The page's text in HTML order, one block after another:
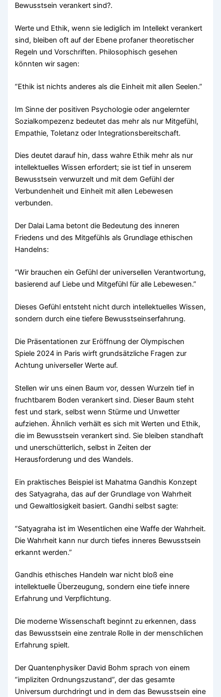
Bewusstsein verankert sind?.
Werte und Ethik, wenn sie lediglich im Intellekt verankert
sind, bleiben oft auf der Ebene profaner theoretischer
Regeln und Vorschriften. Philosophisch gesehen
könnten wir sagen:
“Ethik ist nichts anderes als die Einheit mit allen Seelen.”
Im Sinne der positiven Psychologie oder angelernter
Sozialkompezenz bedeutet das mehr als nur Mitgefühl,
Empathie, Toletanz oder Integrationsbereitschaft.
Dies deutet darauf hin, dass wahre Ethik mehr als nur
intellektuelles Wissen erfordert; sie ist tief in unserem
Bewusstsein verwurzelt und mit dem Gefühl der
Verbundenheit und Einheit mit allen Lebewesen
verbunden.
Der Dalai Lama betont die Bedeutung des inneren
Friedens und des Mitgefühls als Grundlage ethischen
Handelns:
“Wir brauchen ein Gefühl der universellen Verantwortung,
basierend auf Liebe und Mitgefühl für alle Lebewesen.”
Dieses Gefühl entsteht nicht durch intellektuelles Wissen,
sondern durch eine tiefere Bewusstseinserfahrung.
Die Präsentationen zur Eröffnung der Olympischen
Spiele 2024 in Paris wirft grundsätzliche Fragen zur
Achtung universeller Werte auf.
Stellen wir uns einen Baum vor, dessen Wurzeln tief in
fruchtbarem Boden verankert sind. Dieser Baum steht
fest und stark, selbst wenn Stürme und Unwetter
aufziehen. Ähnlich verhält es sich mit Werten und Ethik,
die im Bewusstsein verankert sind. Sie bleiben standhaft
und unerschütterlich, selbst in Zeiten der
Herausforderung und des Wandels.
Ein praktisches Beispiel ist Mahatma Gandhis Konzept
des Satyagraha, das auf der Grundlage von Wahrheit
und Gewaltlosigkeit basiert. Gandhi selbst sagte:
“Satyagraha ist im Wesentlichen eine Waffe der Wahrheit.
Die Wahrheit kann nur durch tiefes inneres Bewusstsein
erkannt werden.”
Gandhis ethisches Handeln war nicht bloß eine
intellektuelle Überzeugung, sondern eine tiefe innere
Erfahrung und Verpflichtung.
Die moderne Wissenschaft beginnt zu erkennen, dass
das Bewusstsein eine zentrale Rolle in der menschlichen
Erfahrung spielt.
Der Quantenphysiker David Bohm sprach von einem
“impliziten Ordnungszustand”, der das gesamte
Universum durchdringt und in dem das Bewusstsein eine